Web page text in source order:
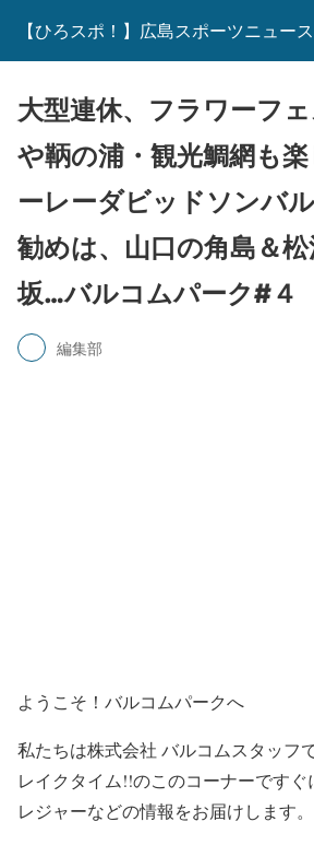
【ひろスポ！】広島スポーツニュー
大型連休、フラワーフ
や鞆の浦・観光鯛網も
ーレーダビッドソンバ
勧めは、山口の角島＆
坂…バルコムパーク#４
編集部
ようこそ！バルコムパークへ
私たちは株式会社 バルコムスタッフ
レイクタイム!!のこのコーナーですぐ
レジャーなどの情報をお届けします。